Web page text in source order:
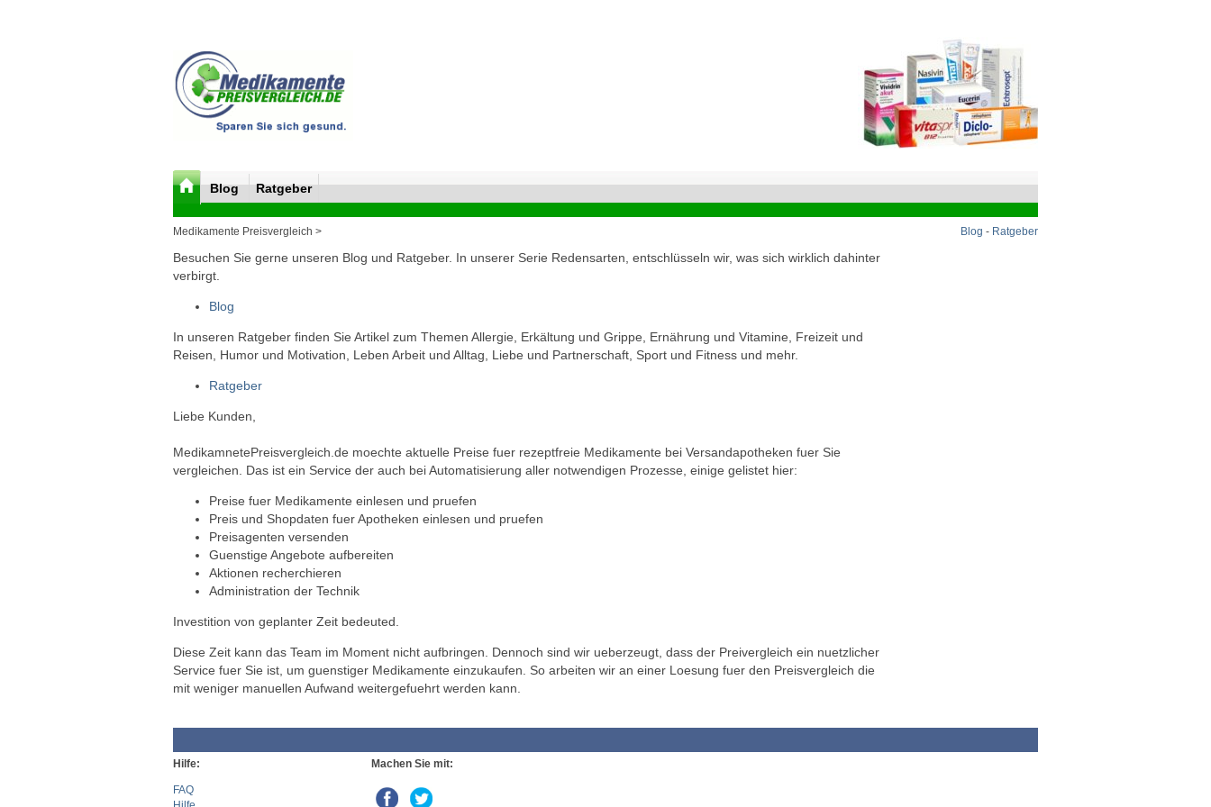
Blog Ratgeber
Medikamente Preisvergleich > Blog - Ratgeber
Besuchen Sie gerne unseren Blog und Ratgeber. In unserer Serie Redensarten, entschlüsseln wir, was sich wirklich dahinter
verbirgt.
Blog
In unseren Ratgeber finden Sie Artikel zum Themen Allergie, Erkältung und Grippe, Ernährung und Vitamine, Freizeit und
Reisen, Humor und Motivation, Leben Arbeit und Alltag, Liebe und Partnerschaft, Sport und Fitness und mehr.
Ratgeber
Liebe Kunden,
MedikamnetePreisvergleich.de moechte aktuelle Preise fuer rezeptfreie Medikamente bei Versandapotheken fuer Sie
vergleichen. Das ist ein Service der auch bei Automatisierung aller notwendigen Prozesse, einige gelistet hier:
Preise fuer Medikamente einlesen und pruefen
Preis und Shopdaten fuer Apotheken einlesen und pruefen
Preisagenten versenden
Guenstige Angebote aufbereiten
Aktionen recherchieren
Administration der Technik
Investition von geplanter Zeit bedeuted.
Diese Zeit kann das Team im Moment nicht aufbringen. Dennoch sind wir ueberzeugt, dass der Preivergleich ein nuetzlicher
Service fuer Sie ist, um guenstiger Medikamente einzukaufen. So arbeiten wir an einer Loesung fuer den Preisvergleich die
mit weniger manuellen Aufwand weitergefuehrt werden kann.
Hilfe:
FAQ
Machen Sie mit: